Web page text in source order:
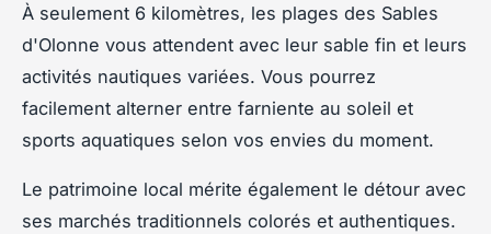
À seulement 6 kilomètres, les plages des Sables
d'Olonne vous attendent avec leur sable fin et leurs
activités nautiques variées. Vous pourrez
facilement alterner entre farniente au soleil et
sports aquatiques selon vos envies du moment.
Le patrimoine local mérite également le détour avec
ses marchés traditionnels colorés et authentiques.